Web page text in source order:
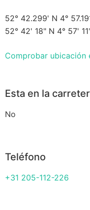
52° 42.299' N 4°
52° 42' 18" N 4° 57'
Comprobar ubicación
Esta en la
No
Teléfono
+31 205-112-226